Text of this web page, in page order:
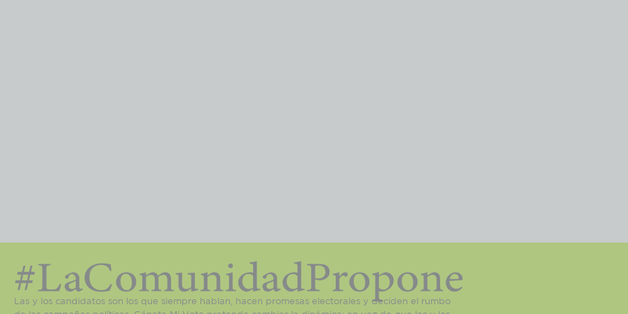
Las y los candidatos son los que siempre hablan, hacen promesas electorales y deciden el rumbo